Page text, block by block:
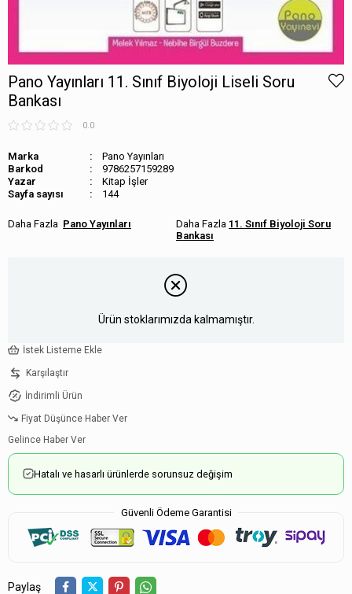
Pano Yayınları 11. Sınıf Biyoloji Liseli Soru
Bankası
0.0
Marka
Pano Yayınları
Barkod
9786257159289
Kitap İşler
Sayfa sayısı
144
Pano Yayınları
11. Sınıf Biyoloji Soru
Bankası
Ürün stoklarımızda kalmamıştır.
İstek Listeme Ekle
Karşılaştır
İndirimli Ürün
Fiyat Düşünce Haber Ver
Gelince Haber Ver
Hatalı ve hasarlı ürünlerde sorunsuz değişim
Güvenli Ödeme Garantisi
Paylaş